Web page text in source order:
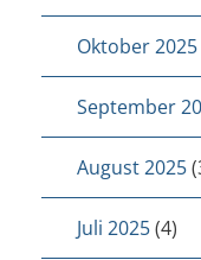
Oktober 2025
September
August 2025
Juli 2025(4)